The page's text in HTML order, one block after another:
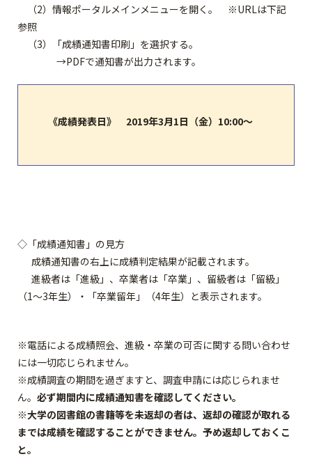
（2）情報ポータルメインメニューを開く。 ※URLは下記
参照
（3）「成績通知書印刷」を選択する。
→PDFで通知書が出力されます。
《成績発表日》 2019年3月1日（金）10:00～
◇「成績通知書」の見方
成績通知書の右上に成績判定結果が記載されます。
進級者は「進級」、卒業者は「卒業」、留級者は「留級」
（1～3年生）・「卒業留年」（4年生）と表示されます。
※電話による成績照会、進級・卒業の可否に関する問い合わせ
には一切応じられません。
※成績調査の期間を過ぎますと、調査申請には応じられませ
ん。 必ず期間内に成績通知書を確認してください。
※大学の図書館の書籍等を未返却の者は、返却の確認が取れる
までは成績を確認することができません。予め返却しておくこ
と。